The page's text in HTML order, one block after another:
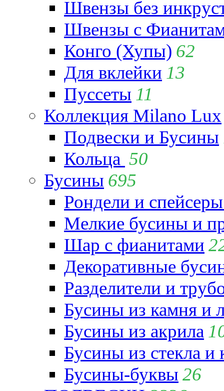
Швензы без
Швензы с
Конго (Хупы) 62
Для вклейки 13
Пуссеты 11
Коллекция Milano Lux
Подвески и Бусины
Кольца 50
Бусины 695
Рондели и
Мелкие бусины и
Шар с фианитами
Декоративные
Разделители и
Бусины из камня и
Бусины из акрила
Бусины из стекла и
Бусины-буквы 26